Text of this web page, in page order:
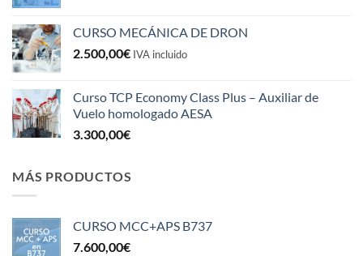
CURSO MECÁNICA DE DRON
2.500,00€ IVA incluido
Curso TCP Economy Class Plus – Auxiliar de
Vuelo homologado AESA
3.300,00€
MÁS PRODUCTOS
CURSO MCC+APS B737
7.600,00€